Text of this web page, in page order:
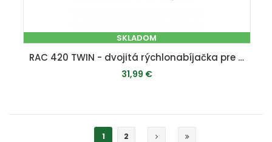
SKLADOM
RAC 420 TWIN - dvojitá rýchlonabíjačka pre aku batérie 20 V (4,5 A)
31,99 €
1 2